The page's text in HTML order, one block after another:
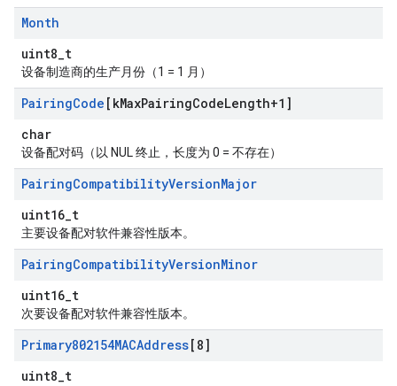
Month
uint8_t
设备制造商的生产月份（1 = 1 月）
PairingCode [kMaxPairingCodeLength+1]
char
设备配对码（以 NUL 终止，长度为 0 = 不存在）
PairingCompatibilityVersionMajor
uint16_t
主要设备配对软件兼容性版本。
PairingCompatibilityVersionMinor
uint16_t
次要设备配对软件兼容性版本。
Primary802154MACAddress[8]
uint8_t